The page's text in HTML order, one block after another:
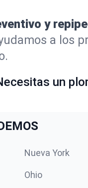
y
a los
un
Nueva York
Ohio